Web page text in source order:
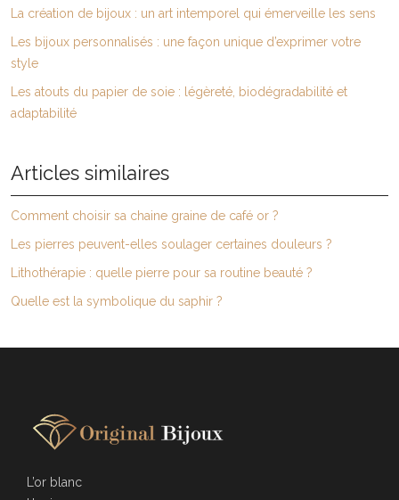
La création de bijoux : un art intemporel qui émerveille les sens
Les bijoux personnalisés : une façon unique d’exprimer votre
style
Les atouts du papier de soie : légèreté, biodégradabilité et
adaptabilité
Articles similaires
Comment choisir sa chaine graine de café or ?
Les pierres peuvent-elles soulager certaines douleurs ?
Lithothérapie : quelle pierre pour sa routine beauté ?
Quelle est la symbolique du saphir ?
L’or blanc